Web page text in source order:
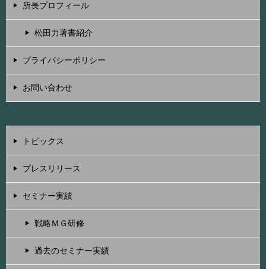
所長プロフィール
松田力著書紹介
プライバシーポリシー
お問い合わせ
トピックス
プレスリリース
セミナー実績
戦略ＭＧ研修
過去のセミナー実績